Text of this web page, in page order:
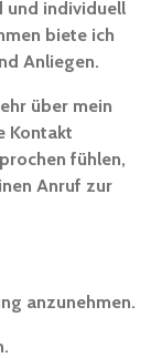
und individuell
biete ich
Anliegen.
über mein
Kontakt
fühlen,
Anruf zur
anzunehmen.